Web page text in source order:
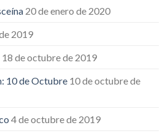
20 de enero de 2020
2019
18 de octubre de 2019
10 de Octubre 10 de octubre de
4 de octubre de 2019